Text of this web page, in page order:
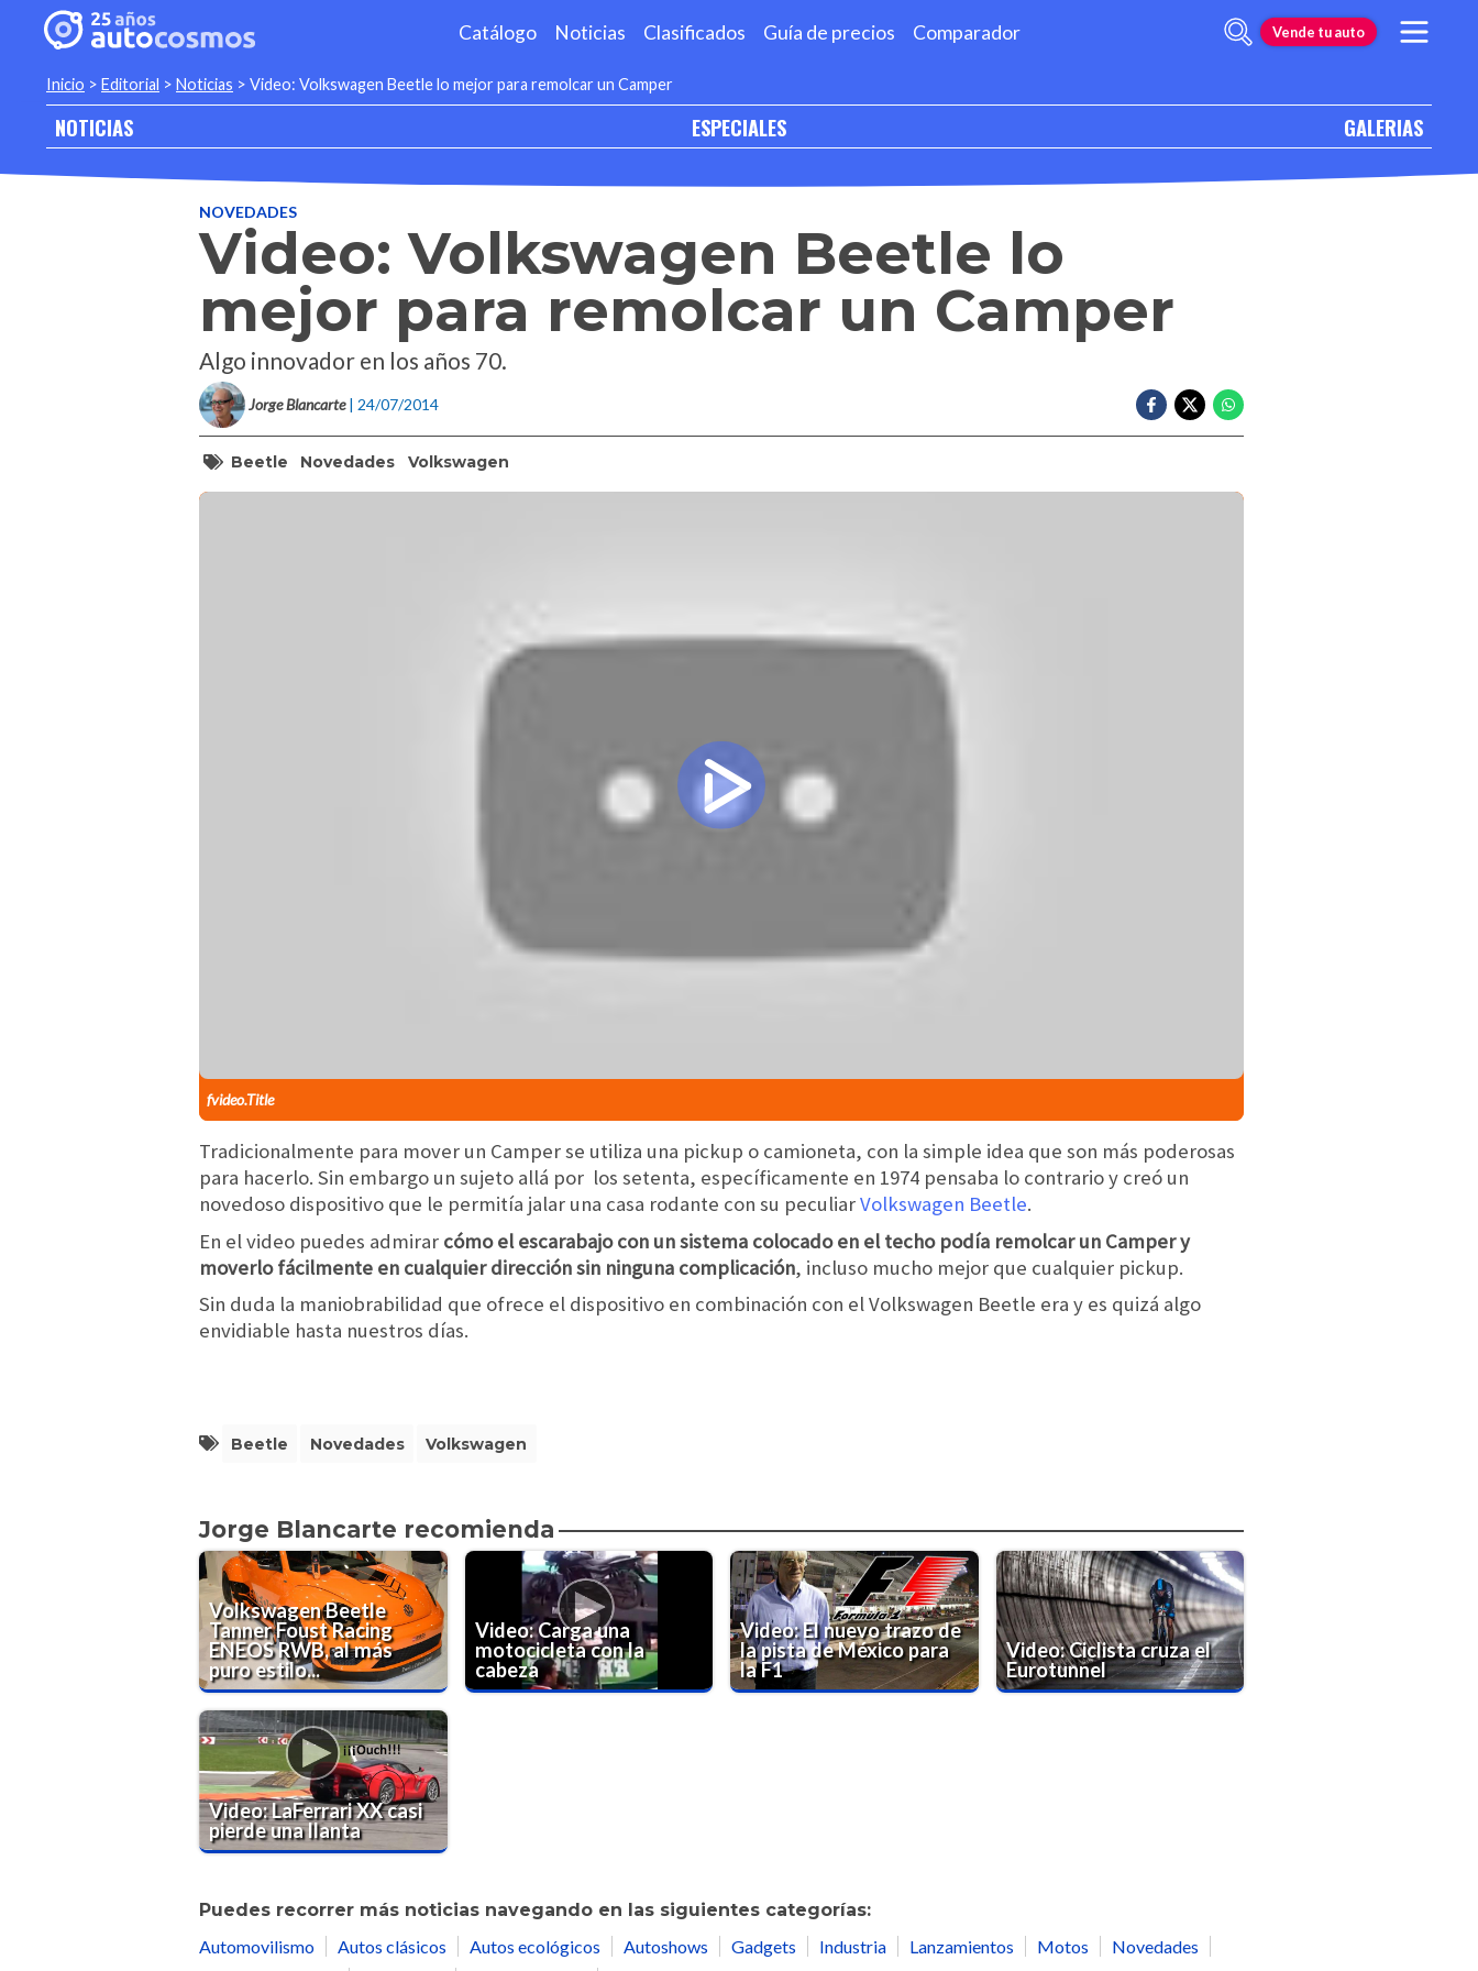
Catálogo Noticias Clasificados Guía de precios Comparador Vende tu auto
Inicio > Editorial > Noticias > Video: Volkswagen Beetle lo mejor para remolcar un Camper
NOTICIAS ESPECIALES GALERIAS
NOVEDADES
Video: Volkswagen Beetle lo
mejor para remolcar un Camper
Algo innovador en los años 70.
Jorge Blancarte | 24/07/2014
Beetle Novedades Volkswagen
fvideo.Title
Tradicionalmente para mover un Camper se utiliza una pickup o camioneta, con la simple idea que son más poderosas
para hacerlo. Sin embargo un sujeto allá por los setenta, específicamente en 1974 pensaba lo contrario y creó un
novedoso dispositivo que le permitía jalar una casa rodante con su peculiarVolkswagen Beetle.
En el video puedes admirar cómo el escarabajo con un sistema colocado en el techo podía remolcar un Camper y
moverlo fácilmente en cualquier dirección sin ninguna complicación, incluso mucho mejor que cualquier pickup.
Sin duda la maniobrabilidad que ofrece el dispositivo en combinación con el Volkswagen Beetle era y es quizá algo
envidiable hasta nuestros días.
Beetle Novedades Volkswagen
Jorge Blancarte recomienda
Volkswagen Beetle
Tanner Foust Racing
ENEOS RWB, al más
puro estilo...
Video: Carga una
motocicleta con la
cabeza
Video: El nuevo trazo de
la pista de México para
la F1
Video: Ciclista cruza el
Eurotunnel
Video: LaFerrari XX casi
pierde una llanta
Puedes recorrer más noticias navegando en las siguientes categorías:
Automovilismo
Autos clásicos Autos ecológicos Autoshows Gadgets Industria Lanzamientos Motos
Novedades